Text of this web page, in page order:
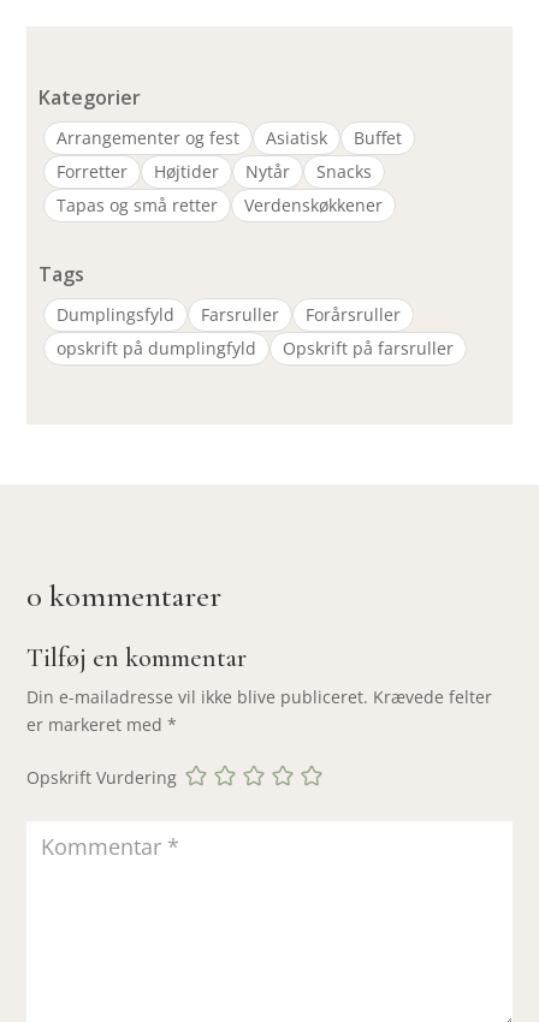
Kategorier
Arrangementer og fest Asiatisk
Buffet
Forretter
Højtider Nytår
Snacks
Tapas og små retter
Verdenskøkkener
Tags
Dumplingsfyld Farsruller
Forårsruller
opskrift på dumplingfyld
Opskrift på farsruller
0 kommentarer
Tilføj en kommentar
Din e-mailadresse vil ikke blive publiceret. Krævede felter
er markeret med*
Opskrift Vurdering